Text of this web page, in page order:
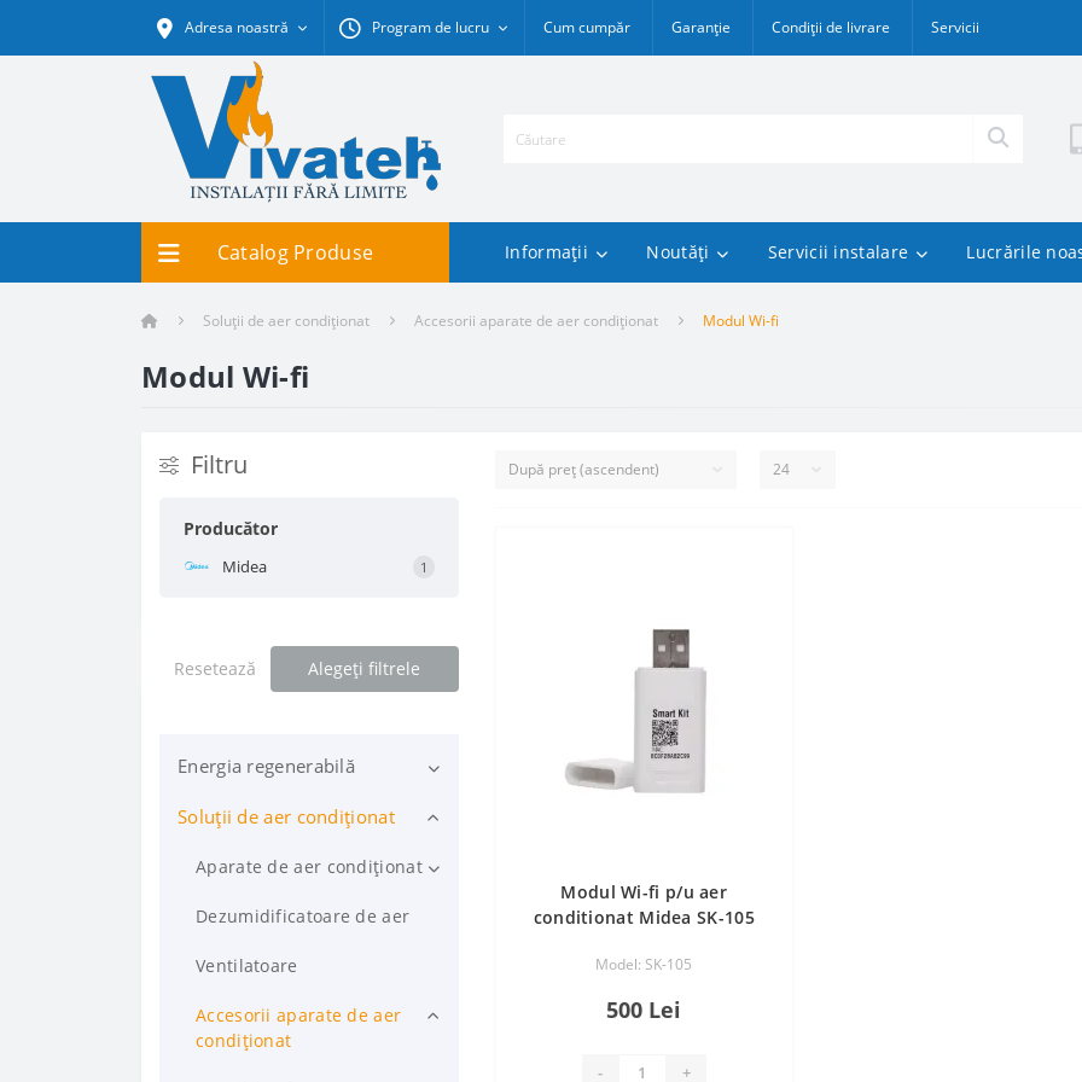
Adresa noastră Program de lucru Cum cumpăr Garanție Condiții de livrare Servicii
Catalog Produse Informații Noutăți Servicii instalare Lucrările
Soluții de aer condiționat Accesorii aparate de aer condiționat Modul Wi-fi
Modul Wi-fi
Filtru
Producător
Midea 1
Resetează Alegeți filtrele
Energia regenerabilă
Pompe de căldură
Accesoriile pentru sistemele
Soluții de aer condiționat
Aparate de aer condiționat
Aparate de aer condiționat tip
Mobil
Aparate de aer condiționat tip
Consolă
Dezumidificatoare de aer
Ventilatoare
Accesorii aparate de aer
condiționat
Modul Wi-fi p/u aer
conditionat Midea SK-105
Model: SK-105
500 Lei
- +